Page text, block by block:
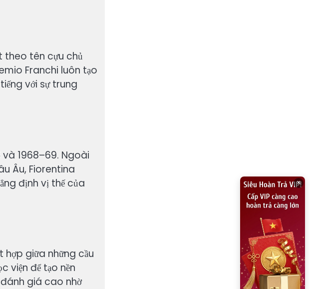
theo tên cựu chủ
Franchi luôn tạo
với sự trung
1968–69. Ngoài
Âu, Fiorentina
định vị thế của
giữa những cầu
viện để tạo nền
đánh giá cao nhờ
×